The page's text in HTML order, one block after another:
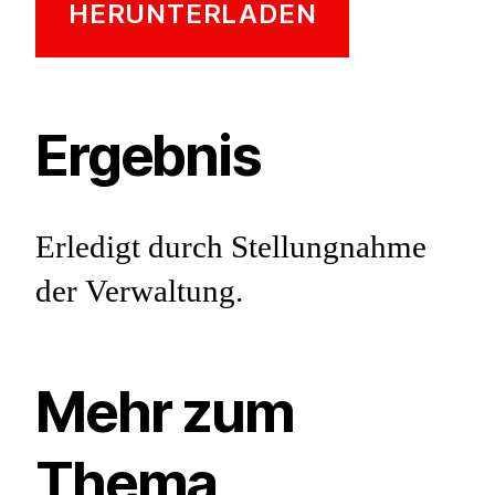
HERUNTERLADEN
Ergebnis
Erledigt durch Stellungnahme
der Verwaltung.
Mehr zum